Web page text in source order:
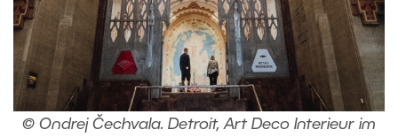
© Ondrej Čechvala. Detroit, Art Deco Interieur im